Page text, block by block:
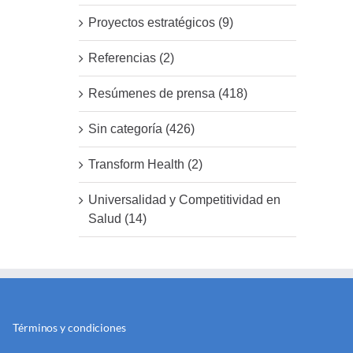
Proyectos estratégicos (9)
Referencias (2)
Resúmenes de prensa (418)
Sin categoría (426)
Transform Health (2)
Universalidad y Competitividad en
Salud (14)
Términos y condiciones